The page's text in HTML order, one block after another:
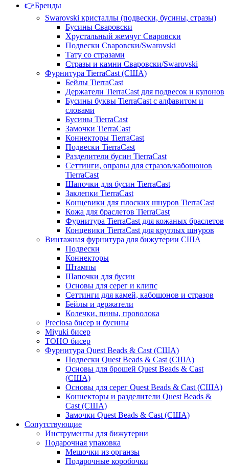
👉Бренды
Swarovski кристаллы (подвески, бусины, стразы)
Бусины Сваровски
Хрустальный жемчуг Сваровски
Подвески Сваровски/Swarovski
Тату со стразами
Стразы и камни Сваровски/Swarovski
Фурнитура TierraCast (США)
Бейлы TierraCast
Держатели TierraCast для подвесок и кулонов
Бусины буквы TierraCast с алфавитом и
словами
Бусины TierraCast
Замочки TierraCast
Коннекторы TierraCast
Подвески TierraCast
Разделители бусин TierraCast
Сеттинги, оправы для стразов/кабошонов
TierraCast
Шапочки для бусин TierraCast
Заклепки TierraCast
Концевики для плоских шнуров TierraCast
Кожа для браслетов TierraCast
Фурнитура TierraCast для кожаных браслетов
Концевики TierraCast для круглых шнуров
Винтажная фурнитура для бижутерии США
Подвески
Коннекторы
Штампы
Шапочки для бусин
Основы для серег и клипс
Сеттинги для камей, кабошонов и стразов
Бейлы и держатели
Колечки, пины, проволока
Preciosa бисер и бусины
Miyuki бисер
TOHO бисер
Фурнитура Quest Beads & Cast (США)
Подвески Quest Beads & Cast (США)
Основы для брошей Quest Beads & Cast
(США)
Основы для серег Quest Beads & Cast (США)
Коннекторы и разделители Quest Beads &
Cast (США)
Замочки Quest Beads & Cast (США)
Сопутствующие
Инструменты для бижутерии
Подарочная упаковка
Мешочки из органзы
Подарочные коробочки